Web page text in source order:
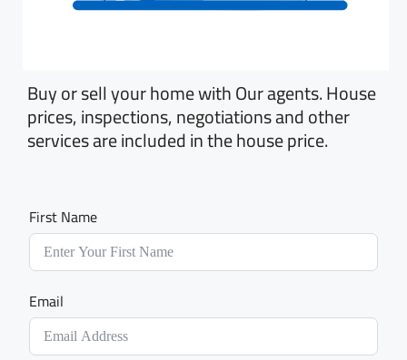
Buy or sell your home with Our agents. House
prices, inspections, negotiations and other
services are included in the house price.
First Name
Email